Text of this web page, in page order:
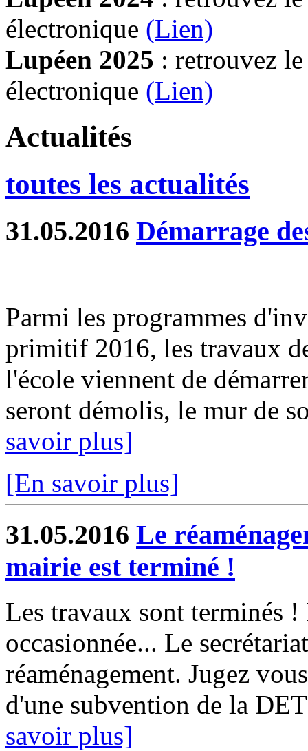
électronique (Lien)
Lupéen 2025 : retrouvez
électronique (Lien)
Actualités
toutes les actualités
31.05.2016 Démarrage
Parmi les programmes
primitif 2016, les travaux
l'école viennent de
seront démolis, le mur de
savoir plus]
[En savoir plus]
31.05.2016 Le
mairie est terminé !
Les travaux sont terminés !
occasionnée... Le
réaménagement. Jugez
d'une subvention de la
savoir plus]